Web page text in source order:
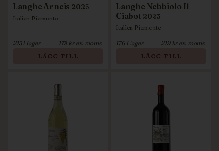
Langhe Arneis 2025
Italien Piemonte
213 i lager 179 kr ex. moms
LÄGG TILL
Langhe Nebbiolo Il
Ciabot 2023
Italien Piemonte
176 i lager 219 kr ex. moms
LÄGG TILL